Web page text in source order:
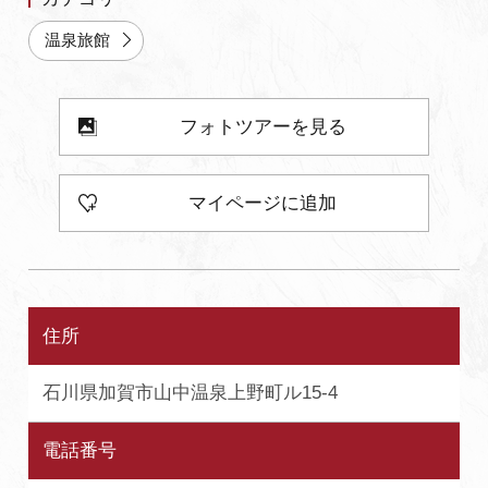
温泉旅館
フォトツアーを見る
マイページに追加
住所
石川県加賀市山中温泉上野町ル15-4
電話番号